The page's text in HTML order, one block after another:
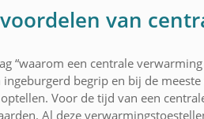
van
“waarom een centrale
begrip en bij de
Voor de tijd van een
Al deze